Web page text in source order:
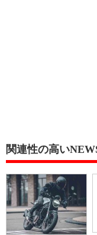
関連性の高い